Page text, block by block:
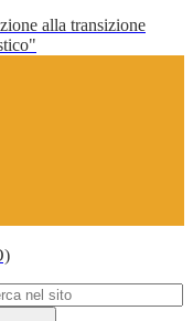
alla transizione